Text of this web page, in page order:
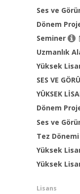
Ses ve
Dönem
Seminer
Uzmanlık
Yüksek
SES VE
YÜKSEK
Dönem
Ses ve
Tez Dönemi
Yüksek
Yüksek
Lisans